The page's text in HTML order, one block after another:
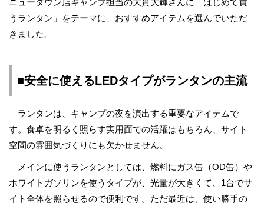
ニュータウン店キャンプ担当の大貫大輝さんに「はじめて買
うランタン」をテーマに、おすすめアイテムを選んでいただ
きました。
■安全に使えるLEDタイプがランタンの主流
ランタンは、キャンプの夜を演出する重要なアイテムで
す。食卓を明るく照らす実用面での活躍はもちろん、サイト
空間の雰囲気づくりにも欠かせません。
メインに使うランタンとしては、燃料にガス缶（OD缶）や
ホワイトガソリンを使うタイプが、光量が大きくて、1台でサ
イト全体を照らせるので便利です。ただ最近は、使い勝手の